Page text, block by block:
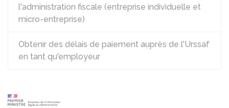
l'administration fiscale (entreprise individuelle et
micro-entreprise)
Obtenir des délais de paiement auprès de l'Urssaf
en tant qu'employeur